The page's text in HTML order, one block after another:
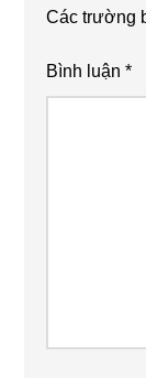
Các trường
Bình luận*